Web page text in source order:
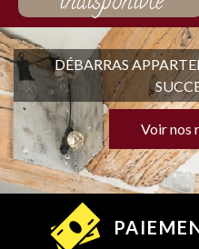
DÉBARRAS
Voir nos